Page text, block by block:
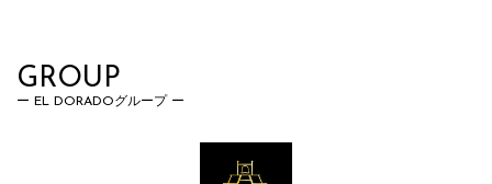
GROUP
EL DORADOグループ